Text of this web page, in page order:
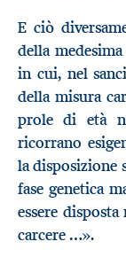
E ciò
della
in cui, nel
della misura
prole di età
ricorrano
la disposizione
fase genetica
essere
carcere …».